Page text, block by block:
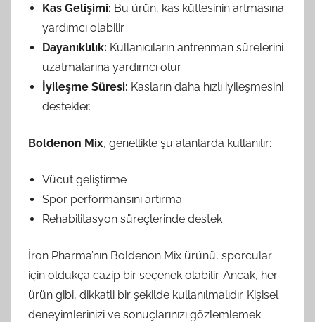
Kas Gelişimi: Bu ürün, kas kütlesinin artmasına
yardımcı olabilir.
Dayanıklılık: Kullanıcıların antrenman sürelerini
uzatmalarına yardımcı olur.
İyileşme Süresi: Kasların daha hızlı iyileşmesini
destekler.
Boldenon Mix, genellikle şu alanlarda kullanılır:
Vücut geliştirme
Spor performansını artırma
Rehabilitasyon süreçlerinde destek
İron Pharma’nın Boldenon Mix ürünü, sporcular
için oldukça cazip bir seçenek olabilir. Ancak, her
ürün gibi, dikkatli bir şekilde kullanılmalıdır. Kişisel
deneyimlerinizi ve sonuçlarınızı gözlemlemek